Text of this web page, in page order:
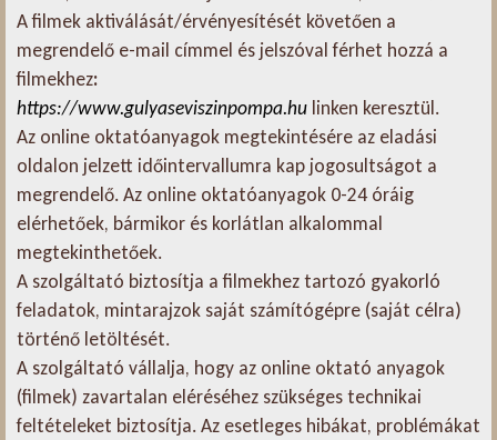
A filmek aktiválását/érvényesítését követően a
megrendelő e-mail címmel és jelszóval férhet hozzá a
filmekhez:
https://www.gulyaseviszinpompa.hu linken keresztül.
Az online oktatóanyagok megtekintésére az eladási
oldalon jelzett időintervallumra kap jogosultságot a
megrendelő. Az online oktatóanyagok 0-24 óráig
elérhetőek, bármikor és korlátlan alkalommal
megtekinthetőek.
A szolgáltató biztosítja a filmekhez tartozó gyakorló
feladatok, mintarajzok saját számítógépre (saját célra)
történő letöltését.
A szolgáltató vállalja, hogy az online oktató anyagok
(filmek) zavartalan eléréséhez szükséges technikai
feltételeket biztosítja. Az esetleges hibákat, problémákat